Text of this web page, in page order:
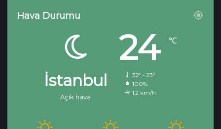
Hava Durumu
İstanbul
Açık hava
24 ℃
32º - 23º
100%
1.2 km/h